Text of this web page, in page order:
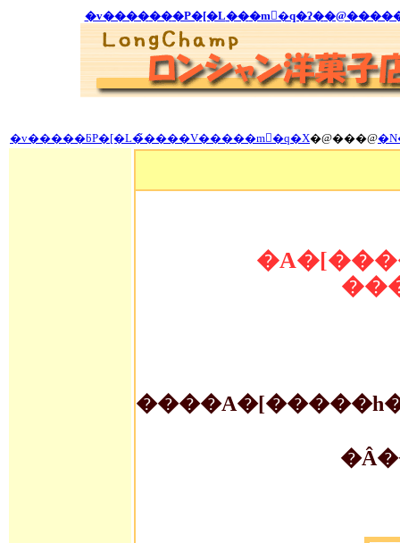
�v�������P�[�L���m�َq�ʔ�
�v�����ƃP�[�L�̃����V�����m�َq�X�@���@
����A�[�����h